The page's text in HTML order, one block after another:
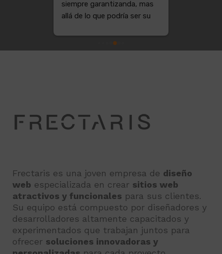
siempre garantizanda, mas
allá de lo que podría ser su
Frectaris es una joven empresa de diseño
web especializada en crear sitios web
atractivos y funcionales para sus clientes.
Su equipo está compuesto por diseñadores y
desarrolladores altamente capacitados y
experimentados que trabajan juntos para
ofrecer soluciones innovadoras y